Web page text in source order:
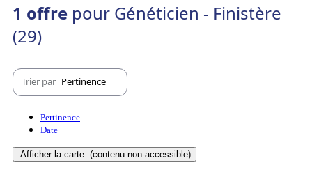
1 offre pour Généticien - Finistère
(29)
Trier par Pertinence
Pertinence
Date
Afficher la carte (contenu non-accessible)